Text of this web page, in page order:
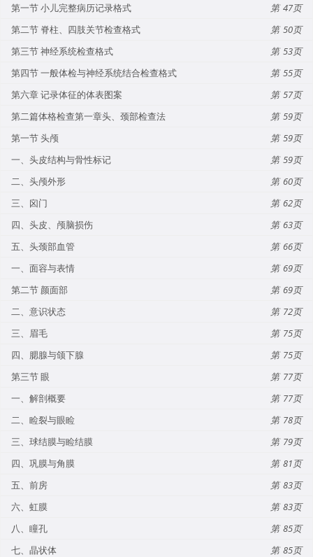
第一节 小儿完整病历记录格式
47
第二节 脊柱、四肢关节检查格式
50
第三节 神经系统检查格式
53
第四节 一般体检与神经系统结合检查格式
55
第六章 记录体征的体表图案
57
第二篇体格检查第一章头、颈部检查法
59
第一节 头颅
59
一、头皮结构与骨性标记
59
二、头颅外形
60
三、囟门
62
四、头皮、颅脑损伤
63
五、头颈部血管
66
一、面容与表情
69
第二节 颜面部
69
二、意识状态
72
三、眉毛
75
四、腮腺与颌下腺
75
第三节 眼
77
一、解剖概要
77
二、睑裂与眼睑
78
三、球结膜与睑结膜
79
四、巩膜与角膜
81
五、前房
83
六、虹膜
83
八、瞳孔
85
七、晶状体
85